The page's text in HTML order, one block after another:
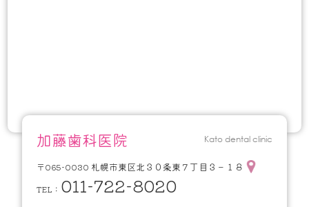
加藤歯科医院 Kato dental clinic
〒065-0030 札幌市東区北３０条東７丁目３－１８
TEL： 011-722-8020